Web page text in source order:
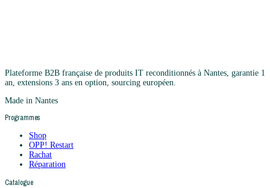
Plateforme B2B française de produits IT reconditionnés à Nantes, garantie 1
an, extensions 3 ans en option, sourcing européen.
Made in Nantes
Programmes
Shop
OPP! Restart
Rachat
Réparation
Catalogue